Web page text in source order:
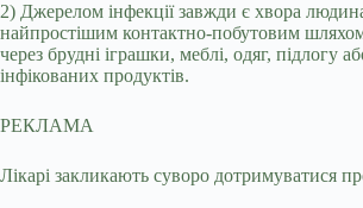
2) Джерелом інфекції завжди є хвора
найпростішим контактно-побутовим
через брудні іграшки, меблі, одяг, підлогу
інфікованих продуктів.
РЕКЛАМА
Лікарі закликають суворо дотримуватися